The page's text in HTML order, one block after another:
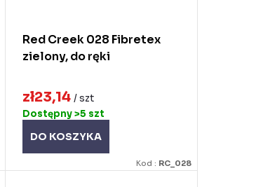
Red Creek 028 Fibretex
zielony, do ręki
zł23,14 / szt
Dostępny>5 szt
DO KOSZYKA
Kod : RC_028